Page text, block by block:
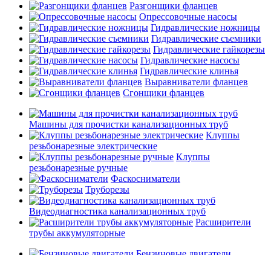
Разгонщики фланцев
Опрессовочные насосы
Гидравлические ножницы
Гидравлические съемники
Гидравлические гайкорезы
Гидравлические насосы
Гидравлические клинья
Выравниватели фланцев
Сгонщики фланцев
Машины для прочистки канализационных труб
Клуппы
резьбонарезные электрические
Клуппы
резьбонарезные ручные
Фаскосниматели
Труборезы
Видеодиагностика канализационных труб
Расширители
трубы аккумуляторные